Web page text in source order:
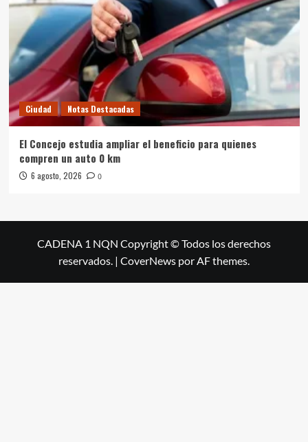
Ciudad Notas Destacadas
El Concejo estudia ampliar el beneficio para quienes
compren un auto 0 km
6 agosto, 2026 0
CADENA 1 NQN Copyright © Todos los derechos
reservados. | CoverNews por AF themes.